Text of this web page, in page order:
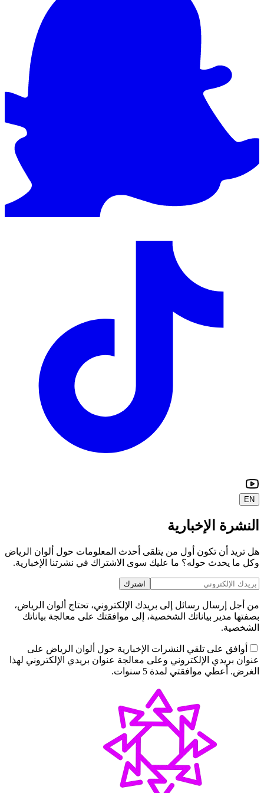
EN
النشرة الإخبارية
هل تريد أن تكون أول من يتلقى أحدث المعلومات حول ألوان الرياض
وكل ما يحدث حوله؟ ما عليك سوى الاشتراك في نشرتنا الإخبارية.
اشترك
من أجل إرسال رسائل إلى بريدك الإلكتروني، تحتاج ألوان الرياض،
بصفتها مدير بياناتك الشخصية، إلى موافقتك على معالجة بياناتك
الشخصية.
أوافق على تلقي النشرات الإخبارية حول ألوان الرياض على
عنوان بريدي الإلكتروني وعلى معالجة عنوان بريدي الإلكتروني لهذا
الغرض. أعطي موافقتي لمدة 5 سنوات.